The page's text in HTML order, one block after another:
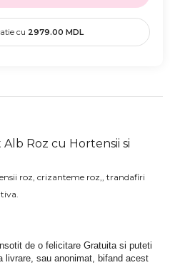
cu 2979.00 MDL
Roz cu Hortensii si
roz, crizanteme roz,, trandafiri
de o felicitare Gratuita si puteti
livrare, sau anonimat, bifand acest